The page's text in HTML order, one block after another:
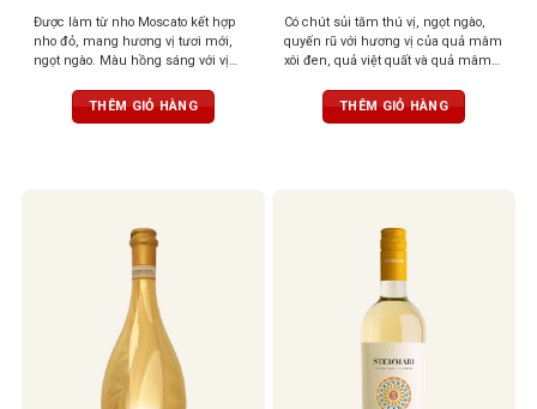
Được làm từ nho Moscato kết hợp
nho đỏ, mang hương vị tươi mới,
ngọt ngào. Màu hồng sáng với vị
cherry, mâm xôi, lựu ngọt và bọt khí
THÊM GIỎ HÀNG
Có chút sủi tăm thú vị, ngọt ngào,
quyến rũ với hương vị của quả mâm
xôi đen, quả việt quất và quả mâm
THÊM GIỎ HÀNG